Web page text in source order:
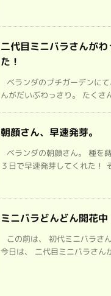
二代目ミニバラさんが
た！
ベランダのプチガーデンに
んがだいぶわっさり。 たくさ
朝顔さん、早速発芽。
ベランダの朝顔さん。 種を
３日で早速発芽してくれた！
ミニバラどんどん開花中
この前は、 初代ミニバラさ
今日は、 二代目ミニバラさん